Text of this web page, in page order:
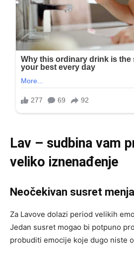
Lav – sudbina vam
veliko iznenađenje
Neočekivan susret
Za Lavove dolazi period velikih
Jedan susret mogao bi potpuno
probuditi emocije koje dugo niste